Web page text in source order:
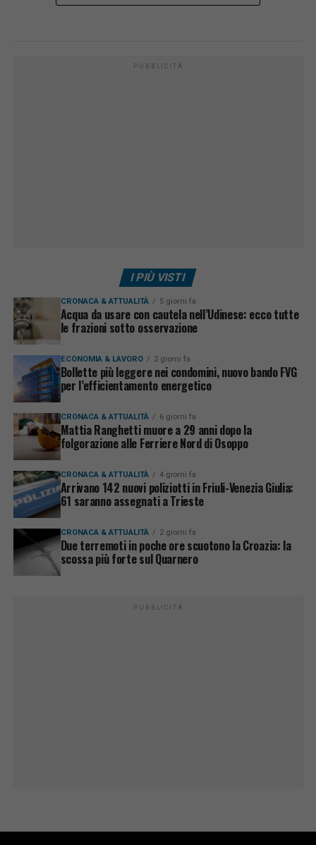
PUBBLICITÀ
I PIÙ VISTI
CRONACA & ATTUALITÀ 5 giorni fa
Acqua da usare con cautela nell’Udinese: ecco tutte
le frazioni sotto osservazione
ECONOMIA & LAVORO 2 giorni fa
Bollette più leggere nei condomini, nuovo bando FVG
per l’efficientamento energetico
CRONACA & ATTUALITÀ 6 giorni fa
Mattia Ranghetti muore a 29 anni dopo la
folgorazione alle Ferriere Nord di Osoppo
CRONACA & ATTUALITÀ 4 giorni fa
Arrivano 142 nuovi poliziotti in Friuli-Venezia Giulia:
61 saranno assegnati a Trieste
CRONACA & ATTUALITÀ 2 giorni fa
Due terremoti in poche ore scuotono la Croazia: la
scossa più forte sul Quarnero
PUBBLICITÀ